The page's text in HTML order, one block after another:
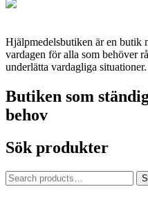
Hjälpmedelsbutiken är en butik
vardagen för alla som behöver
underlätta vardagliga situationer.
Butiken som
behov
Sök produkter
Search
for: